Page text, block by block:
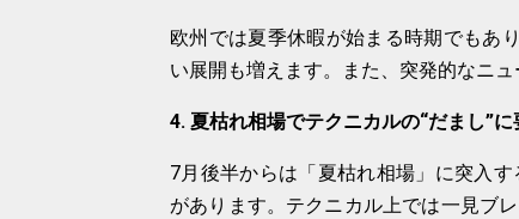
欧州では夏季休暇が始まる時期でもあり
い展開も増えます。また、突発的なニュ
4. 夏枯れ相場でテクニカルの“だまし”に
7月後半からは「夏枯れ相場」に突入す
があります。テクニカル上では一見ブレ